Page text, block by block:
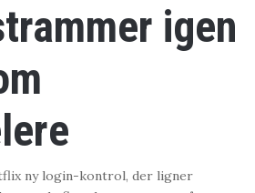
igen
ny login-kontrol, der ligner